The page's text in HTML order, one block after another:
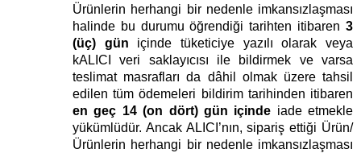
Ürünlerin herhangi bir nedenle imkansızlaşması
halinde bu durumu öğrendiği tarihten itibaren 3
(üç) gün içinde tüketiciye yazılı olarak veya
kALICI veri saklayıcısı ile bildirmek ve varsa
teslimat masrafları da dâhil olmak üzere tahsil
edilen tüm ödemeleri bildirim tarihinden itibaren
en geç 14 (on dört) gün içinde iade etmekle
yükümlüdür. Ancak ALICI’nın, sipariş ettiği Ürün/
Ürünlerin herhangi bir nedenle imkansızlaşması